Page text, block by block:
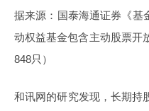
据来源：国泰海通证券《基
动权益基金包含主动股票开
848只）
和讯网的研究发现，长期持